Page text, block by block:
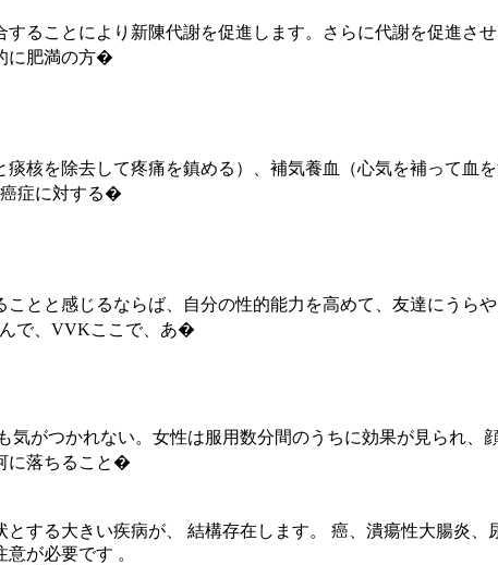
ることにより新陳代謝を促進します。さらに代謝を促進さ
に肥満の方�
核を除去して疼痛を鎮める）、補気養血（心気を補って血
癌症に対する�
とと感じるならば、自分の性的能力を高めて、友達にうら
で、VVKここで、あ�
がつかれない。女性は服用数分間のうちに効果が見られ、
に落ちること�
する大きい疾病が、 結構存在します。 癌、潰瘍性大腸炎
が必要です 。